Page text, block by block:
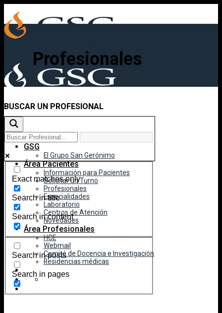
content
Inicio
GSG
El Grupo San Gerónimo
Área Pacientes
Información para Pacientes
Solicitar un Turno
Profesionales
Especialidades
Laboratorio
Centros de Atención
Novedades
Área Profesionales
HCE
Webmail
Comité de Docencia e Investigación
Residencias médicas
Profesionales
BUSCAR UN PROFESIONAL
Exact matches only
Search in title
Search in content
Search in posts
Search in pages